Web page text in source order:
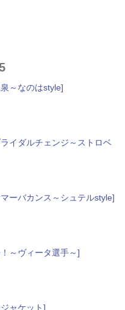
～なのはstyle]
イダルチェンジ～ストロベ
ーバカンス～シュテルstyle]
～ヴィータ選手～]
ャケット]